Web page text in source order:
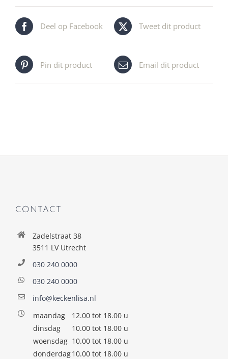
Deel op Facebook Tweet dit product
Pin dit product Email dit product
CONTACT
Zadelstraat 38
3511 LV Utrecht
030 240 0000
030 240 0000
info@keckenlisa.nl
maandag
12.00 tot 18.00 u
dinsdag
10.00 tot 18.00 u
woensdag 10.00 tot 18.00 u
donderdag10.00 tot 18.00 u